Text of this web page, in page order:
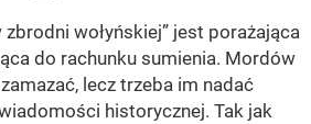
wołyńskiej” jest porażająca
do rachunku sumienia. Mordów
lecz trzeba im nadać
historycznej. Tak jak